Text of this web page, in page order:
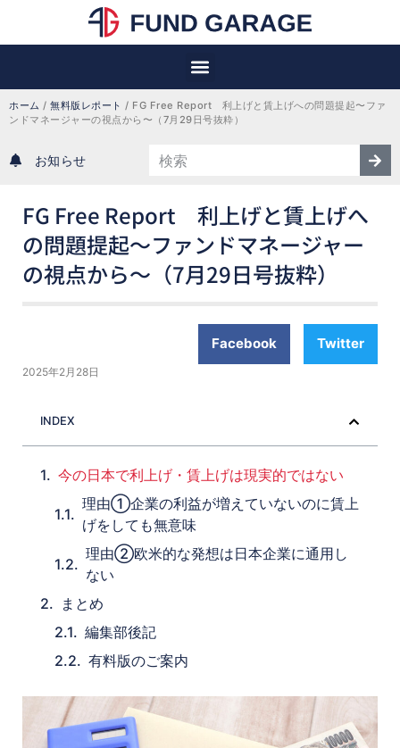
ホーム / 無料版レポート / FG Free Report　利上げと賃上げへの問題提起〜ファ
ンドマネージャーの視点から〜（7月29日号抜粋）
お知らせ
FG Free Report 利上げと賃上げへ
の問題提起〜ファンドマネージャー
の視点から〜（7月29日号抜粋）
Facebook Twitter
2025年2月28日
INDEX
今の日本で利上げ・賃上げは現実的ではない
理由①企業の利益が増えていないのに賃上
げをしても無意味
理由②欧米的な発想は日本企業に通用し
ない
まとめ
編集部後記
有料版のご案内